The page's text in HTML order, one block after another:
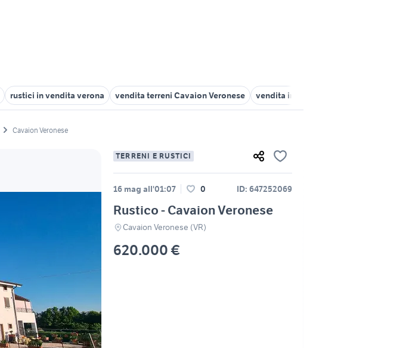
rustici in vendita verona vendita terreni Cavaion Veronese vendita immobili Cavaion Veronese
Cavaion Veronese
TERRENI E RUSTICI
16 mag all'01:07 0 ID: 647252069
Rustico - Cavaion Veronese
Cavaion Veronese (VR)
620.000 €